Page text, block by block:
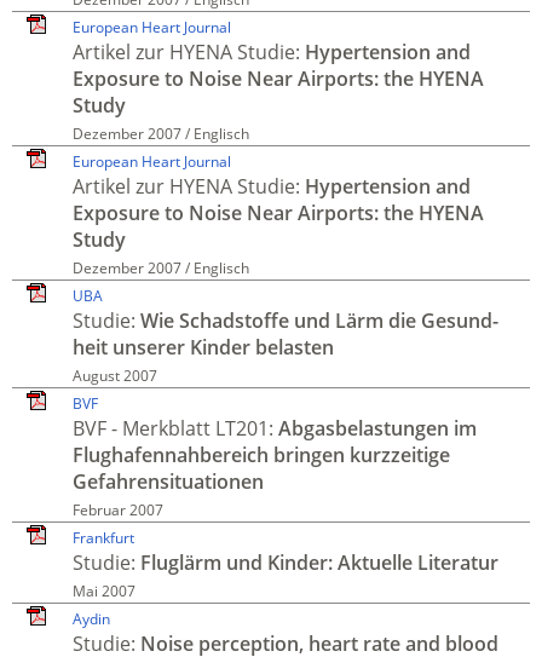
European Heart Journal
Artikel zur HYENA Studie: Hyper­tension and
Exposure to Noise Near Airports: the HYENA
Study
Dezember 2007 / Englisch
European Heart Journal
Artikel zur HYENA Studie: Hypertension and
Exposure to Noise Near Airports: the HYENA
Study
Dezember 2007 / Englisch
UBA
Studie: Wie Schad­stoffe und Lärm die Gesund­
heit unserer Kinder belasten
August 2007
BVF
BVF - Merkblatt LT201: Abgas­belastungen im
Flug­hafen­nah­bereich bringen kurz­zeitige
Gefahren­situationen
Februar 2007
Frankfurt
Studie: Flug­lärm und Kinder: Aktuelle Literatur
Mai 2007
Aydin
Studie: Noise perception, heart rate and blood